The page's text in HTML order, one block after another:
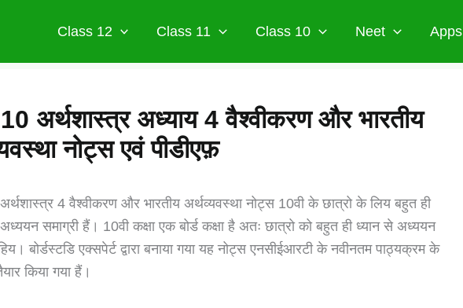
Class 12 Class 11 Class 10 Neet Apps
10 अर्थशास्त्र अध्याय 4 वैश्वीकरण और भारतीय
नोट्स एवं पीडीएफ़
4 वैश्वीकरण और भारतीय अर्थव्यवस्था नोट्स 10वी के छात्रो के लिय बहुत ही
अध्ययन समाग्री हैं। 10वी कक्षा एक बोर्ड कक्षा है अतः छात्रो को बहुत ही ध्यान से अध्ययन
बोर्डस्टडि एक्सपेर्ट द्वारा बनाया गया यह नोट्स एनसीईआरटी के नवीनतम पाठ्यक्रम के
किया गया हैं।